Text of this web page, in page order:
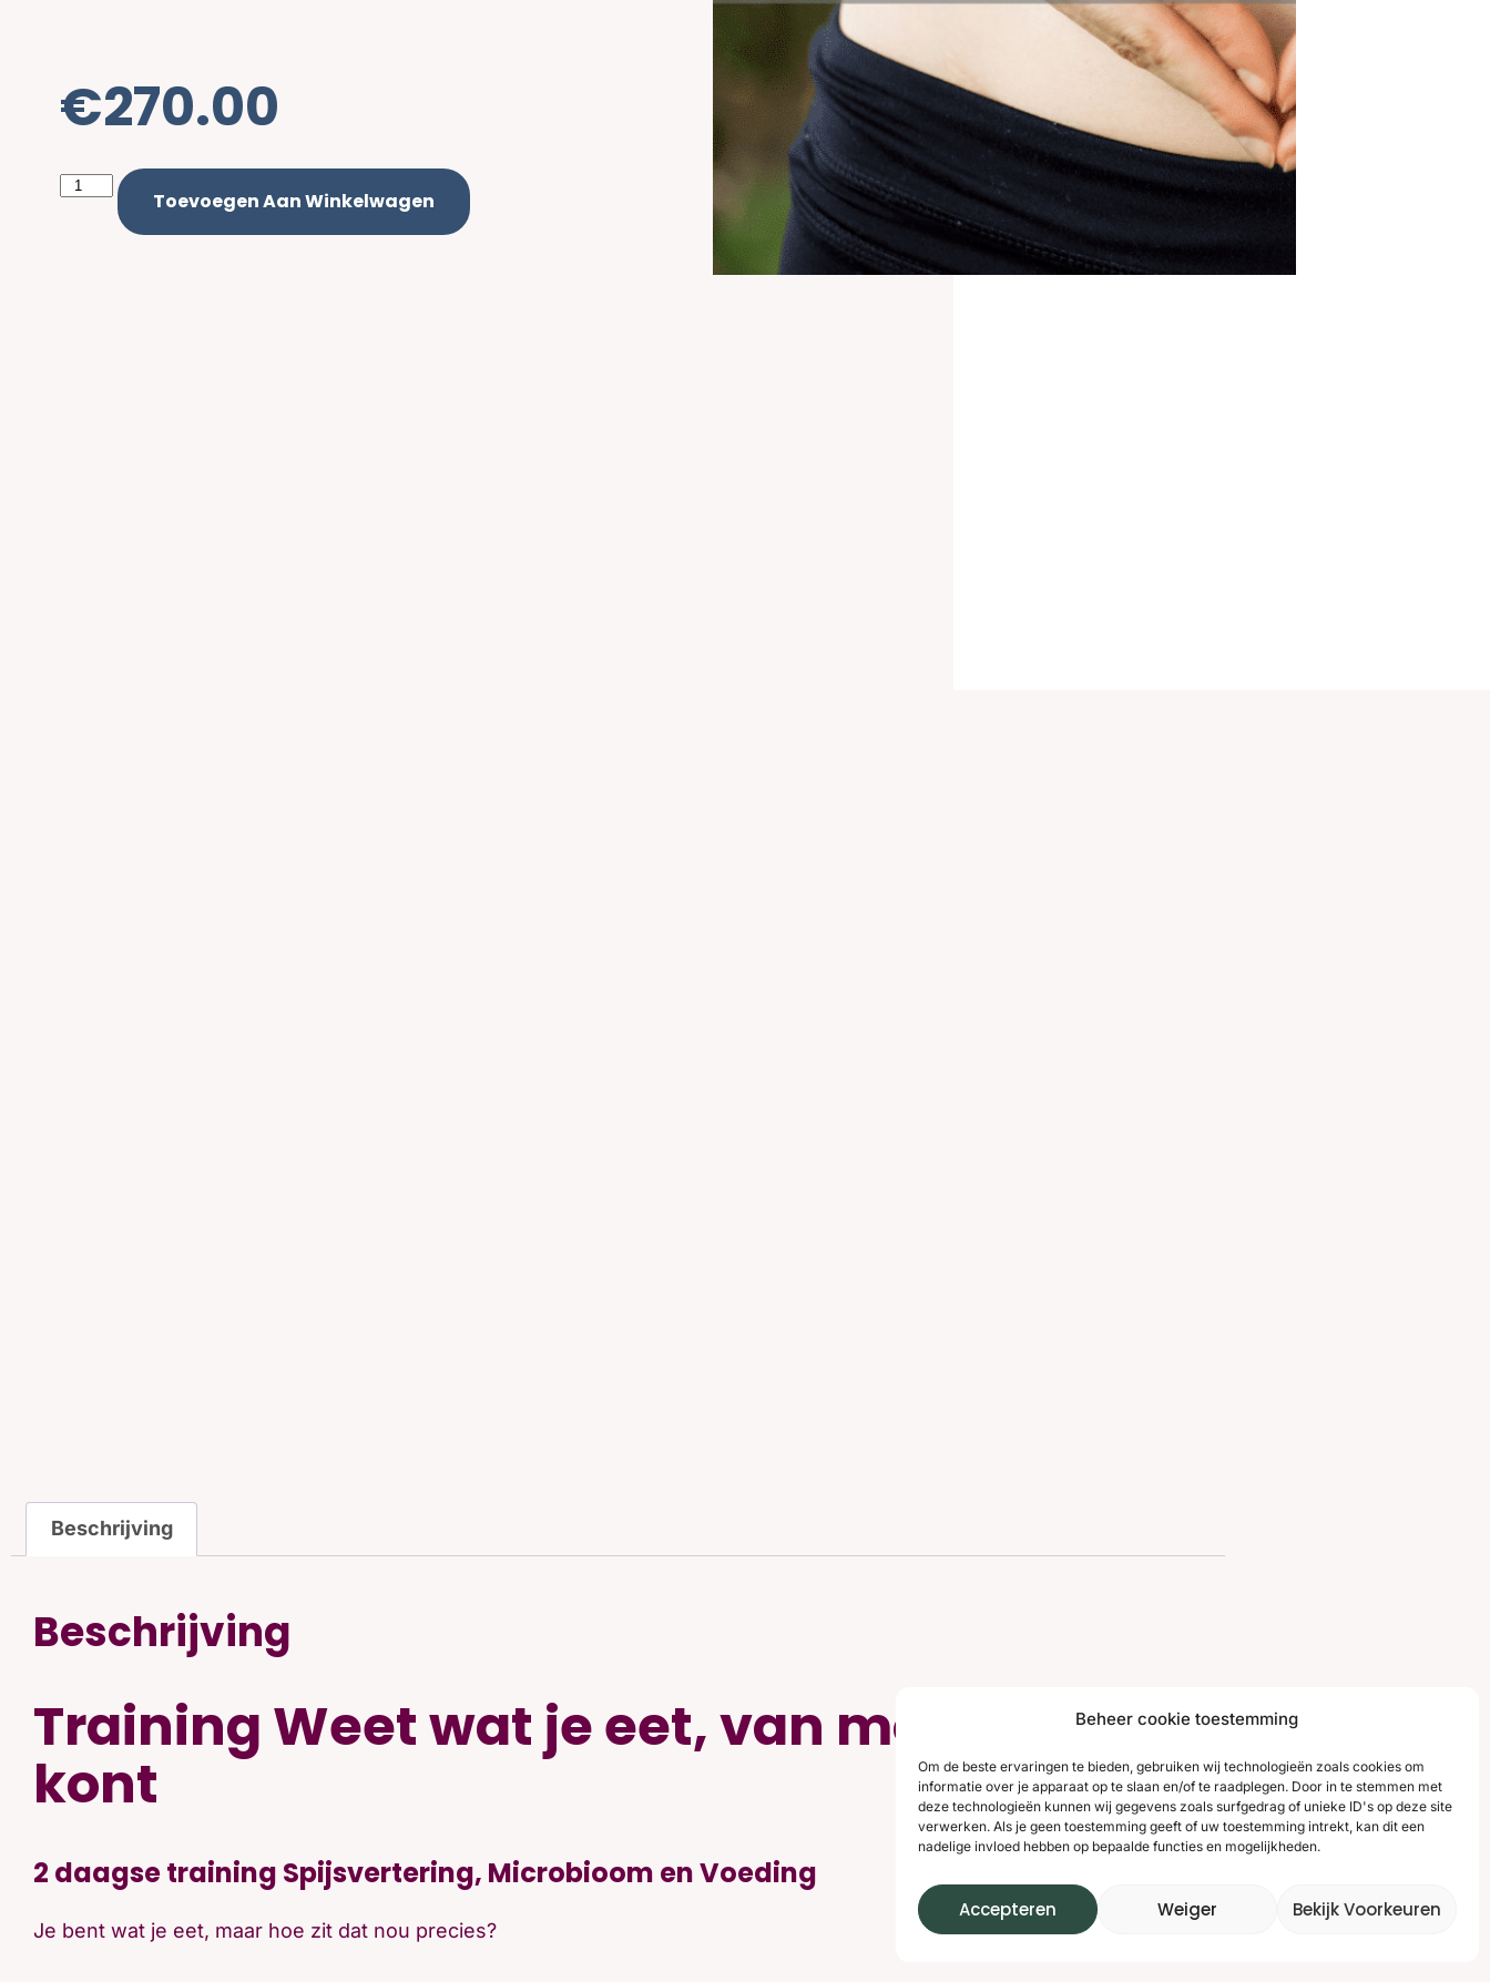
Beheer cookie toestemming
Om de beste ervaringen te bieden, gebruiken wij technologieën zoals cookies om
informatie over je apparaat op te slaan en/of te raadplegen. Door in te stemmen met
deze technologieën kunnen wij gegevens zoals surfgedrag of unieke ID's op deze site
verwerken. Als je geen toestemming geeft of uw toestemming intrekt, kan dit een
nadelige invloed hebben op bepaalde functies en mogelijkheden.
Accepteren Weiger Bekijk Voorkeuren
€270.00
Toevoegen Aan Winkelwagen
Beschrijving
Beschrijving
Training Weet wat je eet, van mond tot
kont
2 daagse training Spijsvertering, Microbioom en Voeding
Je bent wat je eet, maar hoe zit dat nou precies?